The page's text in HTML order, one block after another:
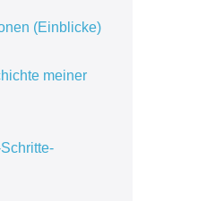
(Einblicke)
meiner